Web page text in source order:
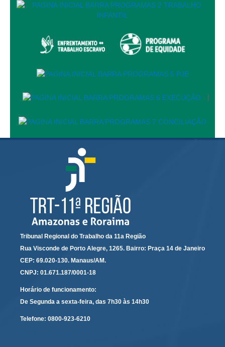
Gestão de Riscos
Assessoria de Governança de Gestão de Pessoas
Centro de Memória
Escola Judicial
Programa Trabalho Seguro
Coordenadoria de Saúde
Ação Trabalhista (Atermação)
Agendamento de Reclamação Verbal
Glossário
|
Tribunal Regional do Trabalho da 11a Região
Rua Visconde de Porto Alegre, 1265. Bairro: Praça 14 de Janeiro
CEP: 69.020-130. Manaus/AM.
CNPJ: 01.671.187/0001-18
Horário de funcionamento:
De Segunda a sexta-feira, das 7h30 às 14h30
Telefone: 0800-923-6210